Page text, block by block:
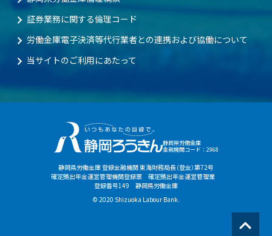
証券業務に関する倫理コード
労働金庫電子決済等代行業者との連携および協働について
当サイトのご利用にあたって
静岡県労働金庫
金融機関コード：2968
静岡県労働金庫 登録金融機関 東海財務局長（登金）第72号
確定拠出年金運営管理機関登録票 確定拠出年金運営管理業
登録番号149 静岡県労働金庫
© 2020 Shizuoka Labour Bank.